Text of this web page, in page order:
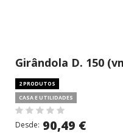
Girândola D. 150
2 PRODUTOS
CASA E UTILIDADES
Desde: 90,49 €